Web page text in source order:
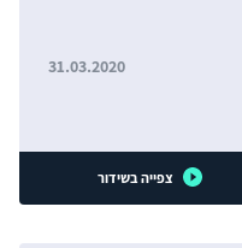
31.03.2020
צפייה בשידור